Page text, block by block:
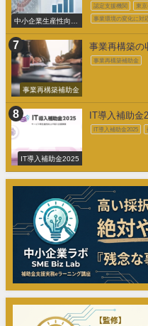
中小企業生産性向上
促進事業費補助金
認定支援機関 東京
事業環境の変化に対
事業再構築補助金
事業再構築の
事業再構築補助金
IT導入補助金2025
IT導入補助
IT導入補助金2025